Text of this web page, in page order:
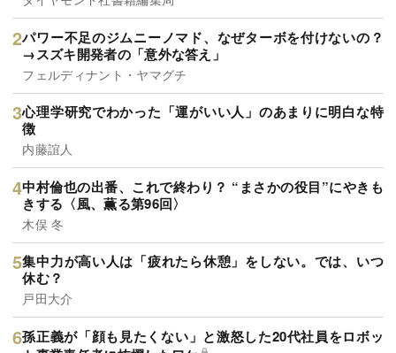
パワー不足のジムニーノマド、なぜターボを付けないの？
→スズキ開発者の「意外な答え」
フェルディナント・ヤマグチ
心理学研究でわかった「運がいい人」のあまりに明白な特
徴
内藤誼人
中村倫也の出番、これで終わり？ “まさかの役目”にやきも
きする〈風、薫る第96回〉
木俣 冬
集中力が高い人は「疲れたら休憩」をしない。では、いつ
休む？
戸田大介
孫正義が「顔も見たくない」と激怒した20代社員をロボッ